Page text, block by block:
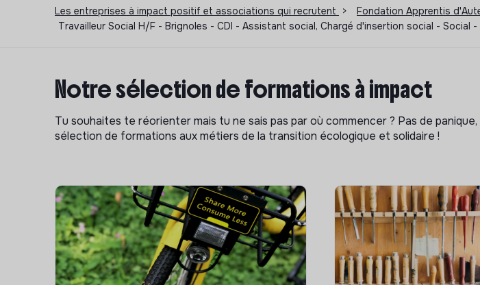
Les entreprises à impact positif et associations qui recrutent > Fondation Apprentis
Travailleur Social H/F - Brignoles - CDI - Assistant social, Chargé d'insertion social -
Notre sélection de formations à impact
Tu souhaites te réorienter mais tu ne sais pas par où commencer ? Pas de
sélection de formations aux métiers de la transition écologique et solidaire !